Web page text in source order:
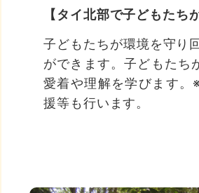
【タイ北部で子どもたち
子どもたちが環境を守り
ができます。子どもたち
愛着や理解を学びます。
援等も行います。